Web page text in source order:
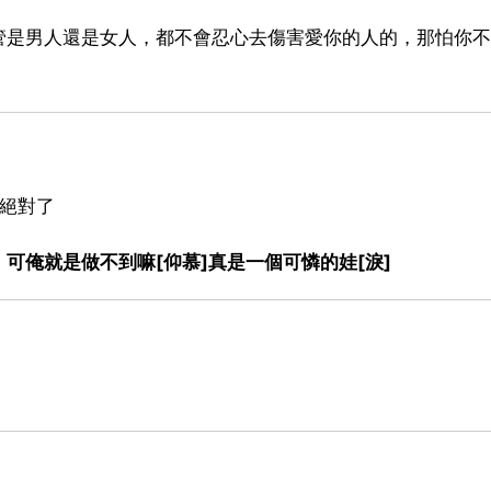
男人還是女人，都不會忍心去傷害愛你的人的，那怕你
對了
俺就是做不到嘛[仰慕]真是一個可憐的娃[淚]